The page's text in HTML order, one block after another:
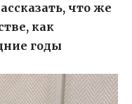
что же
как
годы